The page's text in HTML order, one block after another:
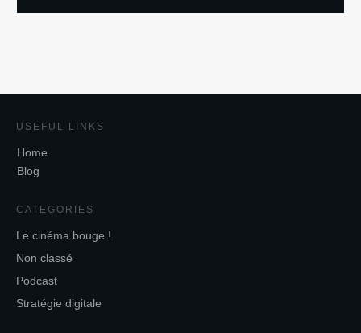
USEFUL LINKS
Home
Blog
CATEGORIES
Le cinéma bouge !
Non classé
Podcast
Stratégie digitale